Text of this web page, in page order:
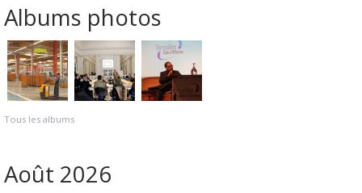
Albums photos
Tous les albums
Août 2026